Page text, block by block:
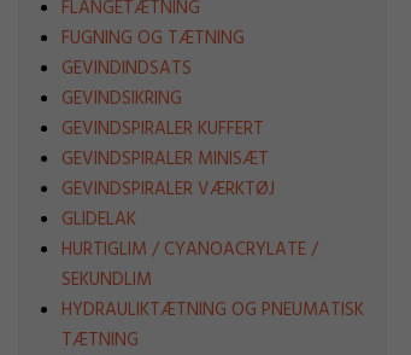
FLANGETÆTNING
FUGNING OG TÆTNING
GEVINDINDSATS
GEVINDSIKRING
GEVINDSPIRALER KUFFERT
GEVINDSPIRALER MINISÆT
GEVINDSPIRALER VÆRKTØJ
GLIDELAK
HURTIGLIM / CYANOACRYLATE /
SEKUNDLIM
HYDRAULIKTÆTNING OG PNEUMATISK
TÆTNING